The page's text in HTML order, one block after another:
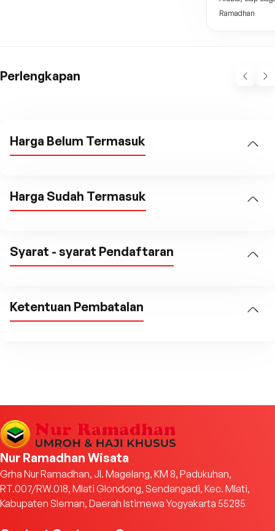
Ramadhan
Perlengkapan
Harga Belum Termasuk
Harga Sudah Termasuk
Syarat - syarat Pendaftaran
Ketentuan Pembatalan
Nur Ramadhan Wisata
Grha Nur Ramadhan, Jl. Magelang, KM 8, Padukuhan,
RT.007/RW.018, Mlati Glondong, Sendangadi, Kec. Mlati,
Kabupaten Sleman, Daerah Istimewa Yogyakarta 55285